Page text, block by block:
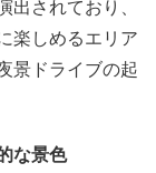
されており、
楽しめるエリア
景ドライブの起
な景色